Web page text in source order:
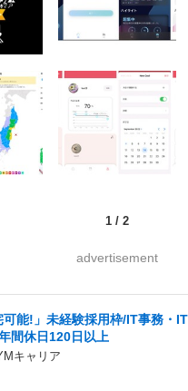
1 / 2
advertisement
可能!」未経験採用枠/IT事務・
間休日120日以上
キャリア